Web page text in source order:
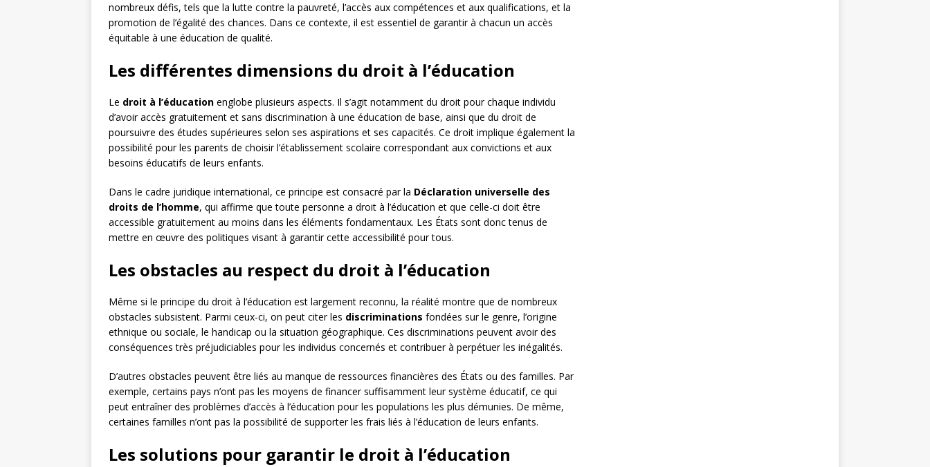
nombreux défis, tels que la lutte contre la pauvreté, l’accès aux compétences et aux qualifications, et la
promotion de l’égalité des chances. Dans ce contexte, il est essentiel de garantir à chacun un accès
équitable à une éducation de qualité.
Les différentes dimensions du droit à l’éducation
Le droit à l’éducation englobe plusieurs aspects. Il s’agit notamment du droit pour chaque individu
d’avoir accès gratuitement et sans discrimination à une éducation de base, ainsi que du droit de
poursuivre des études supérieures selon ses aspirations et ses capacités. Ce droit implique également la
possibilité pour les parents de choisir l’établissement scolaire correspondant aux convictions et aux
besoins éducatifs de leurs enfants.
Dans le cadre juridique international, ce principe est consacré par la Déclaration universelle des
droits de l’homme, qui affirme que toute personne a droit à l’éducation et que celle-ci doit être
accessible gratuitement au moins dans les éléments fondamentaux. Les États sont donc tenus de
mettre en œuvre des politiques visant à garantir cette accessibilité pour tous.
Les obstacles au respect du droit à l’éducation
Même si le principe du droit à l’éducation est largement reconnu, la réalité montre que de nombreux
obstacles subsistent. Parmi ceux-ci, on peut citer les discriminations fondées sur le genre, l’origine
ethnique ou sociale, le handicap ou la situation géographique. Ces discriminations peuvent avoir des
conséquences très préjudiciables pour les individus concernés et contribuer à perpétuer les inégalités.
D’autres obstacles peuvent être liés au manque de ressources financières des États ou des familles. Par
exemple, certains pays n’ont pas les moyens de financer suffisamment leur système éducatif, ce qui
peut entraîner des problèmes d’accès à l’éducation pour les populations les plus démunies. De même,
certaines familles n’ont pas la possibilité de supporter les frais liés à l’éducation de leurs enfants.
Les solutions pour garantir le droit à l’éducation